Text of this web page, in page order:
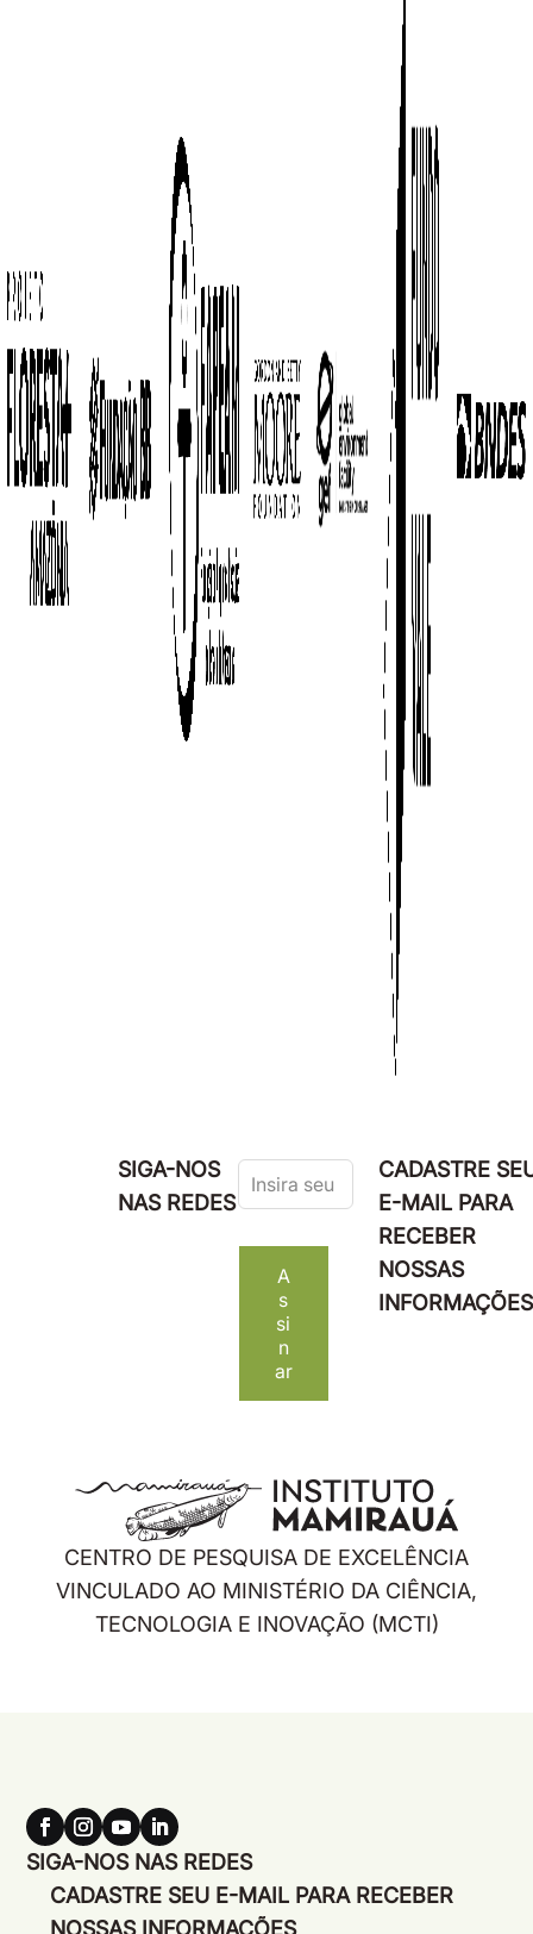
SIGA-NOS
NAS REDES
Leave
this
blank
A
s
si
n
ar
CADASTRE
E-MAIL PARA
RECEBER
NOSSAS
INFORMAÇÕES
CENTRO DE PESQUISA DE EXCELÊNCIA
VINCULADO AO MINISTÉRIO DA CIÊNCIA,
TECNOLOGIA E INOVAÇÃO (MCTI)
SIGA-NOS NAS REDES
CADASTRE SEU E-MAIL PARA RECEBER
NOSSAS INFORMAÇÕES